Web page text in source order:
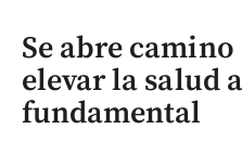
Se abre
elevar la salud
fundamental